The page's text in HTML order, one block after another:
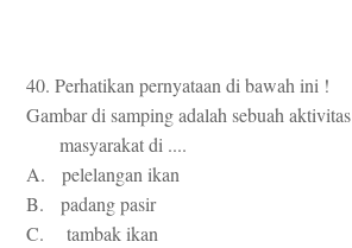
40. Perhatikan pernyataan di bawah ini !
Gambar di samping adalah sebuah
masyarakat di ....
A. pelelangan ikan
B. padang pasir
C. tambak